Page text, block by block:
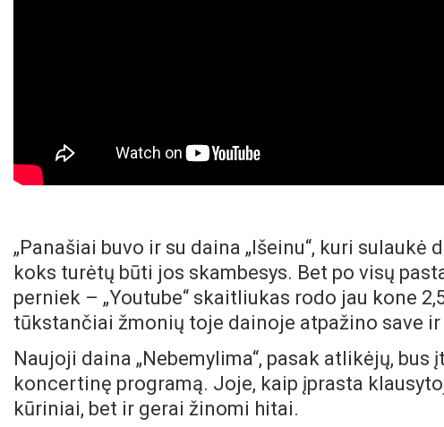
„Panašiai buvo ir su daina „Išeinu“, kuri
koks turėtų būti jos skambesys. Bet po visų
perniek – „Youtube“ skaitliukas rodo jau kone
tūkstančiai žmonių toje dainoje atpažino save ir
Naujoji daina „Nebemylima“, pasak atlikėjų, bus
koncertinę programą. Joje, kaip įprasta
kūriniai, bet ir gerai žinomi hitai.